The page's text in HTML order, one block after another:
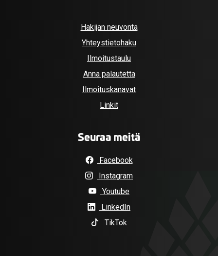
Hakijan neuvonta
Yhteystietohaku
Ilmoitustaulu
Anna palautetta
Ilmoituskanavat
Linkit
Seuraa meitä
Facebook
Instagram
Youtube
LinkedIn
TikTok